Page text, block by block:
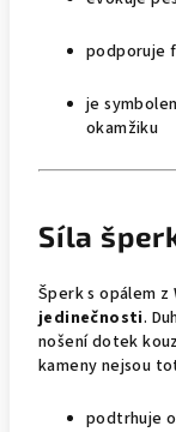
podporuje
je
okamžiku
Síla
Šperk s opálem
jedinečnosti.
nošení dotek
kameny nejsou
podtrhuje